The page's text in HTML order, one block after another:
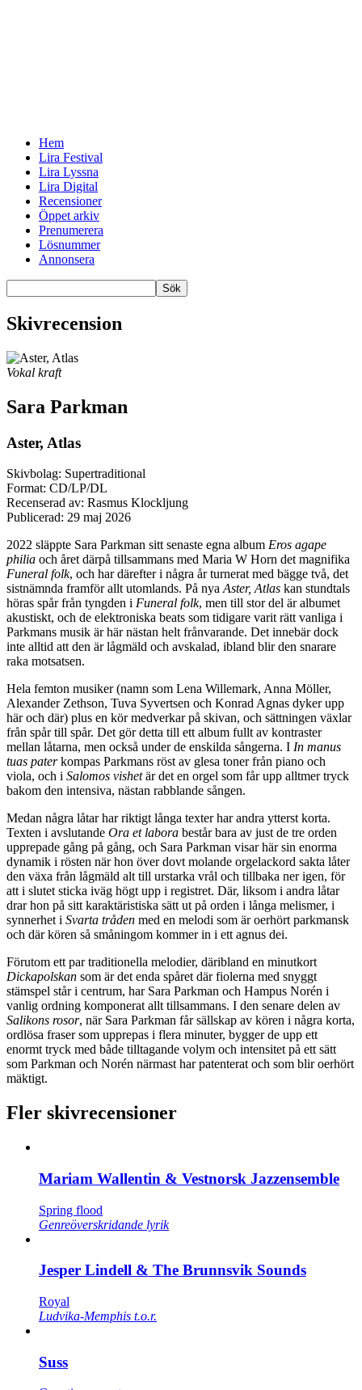
Hem
Lira Festival
Lira Lyssna
Lira Digital
Recensioner
Öppet arkiv
Prenumerera
Lösnummer
Annonsera
Skivrecension
Vokal kraft
Sara Parkman
Aster, Atlas
Skivbolag: Supertraditional
Format: CD/LP/DL
Recenserad av: Rasmus Klockljung
Publicerad: 29 maj 2026
2022 släppte Sara Parkman sitt senaste egna album Eros agape
philia och året därpå tillsammans med Maria W Horn det magnifika
Funeral folk, och har därefter i några år turnerat med bägge två, det
sistnämnda framför allt utomlands. På nya Aster, Atlas kan stundtals
höras spår från tyngden i Funeral folk, men till stor del är albumet
akustiskt, och de elektroniska beats som tidigare varit rätt vanliga i
Parkmans musik är här nästan helt frånvarande. Det innebär dock
inte alltid att den är lågmäld och avskalad, ibland blir den snarare
raka motsatsen.
Hela femton musiker (namn som Lena Willemark, Anna Möller,
Alexander Zethson, Tuva Syvertsen och Konrad Agnas dyker upp
här och där) plus en kör medverkar på skivan, och sättningen växlar
från spår till spår. Det gör detta till ett album fullt av kontraster
mellan låtarna, men också under de enskilda sångerna. I In manus
tuas paterkompas Parkmans röst av glesa toner från piano och
viola, och i Salomos vishetär det en orgel som får upp alltmer tryck
bakom den intensiva, nästan rabblande sången.
Medan några låtar har riktigt långa texter har andra ytterst korta.
Texten i avslutande Ora et labora består bara av just de tre orden
upprepade gång på gång, och Sara Parkman visar här sin enorma
dynamik i rösten när hon över dovt molande orgelackord sakta låter
den växa från lågmäld alt till urstarka vrål och tillbaka ner igen, för
att i slutet sticka iväg högt upp i registret. Där, liksom i andra låtar
drar hon på sitt karaktäristiska sätt ut på orden i långa melismer, i
synnerhet i Svarta tråden med en melodi som är oerhört parkmansk
och där kören så småningom kommer in i ett agnus dei.
Förutom ett par traditionella melodier, däribland en minutkort
Dickapolskan som är det enda spåret där fiolerna med snyggt
stämspel står i centrum, har Sara Parkman och Hampus Norén i
vanlig ordning komponerat allt tillsammans. I den senare delen av
Salikons rosor, när Sara Parkman får sällskap av kören i några korta,
ordlösa fraser som upprepas i flera minuter, bygger de upp ett
enormt tryck med både tilltagande volym och intensitet på ett sätt
som Parkman och Norén närmast har patenterat och som blir oerhört
mäktigt.
Fler skivrecensioner
Mariam Wallentin & Vestnorsk Jazzensemble
Spring flood
Genreöverskridande lyrik
Jesper Lindell & The Brunnsvik Sounds
Royal
Ludvika-Memphis t.o.r.
Suss